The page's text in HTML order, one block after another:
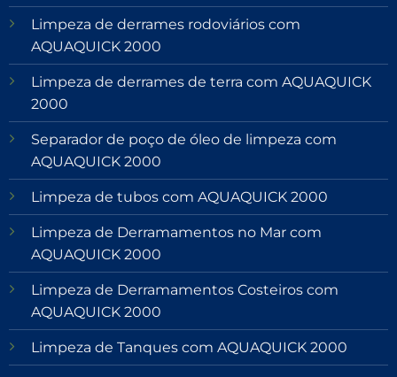
Limpeza de derrames rodoviários com
AQUAQUICK 2000
Limpeza de derrames de terra com AQUAQUICK
2000
Separador de poço de óleo de limpeza com
AQUAQUICK 2000
Limpeza de tubos com AQUAQUICK 2000
Limpeza de Derramamentos no Mar com
AQUAQUICK 2000
Limpeza de Derramamentos Costeiros com
AQUAQUICK 2000
Limpeza de Tanques com AQUAQUICK 2000